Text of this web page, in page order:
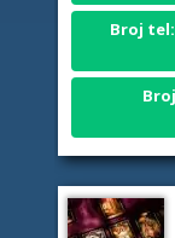
Broj tel: